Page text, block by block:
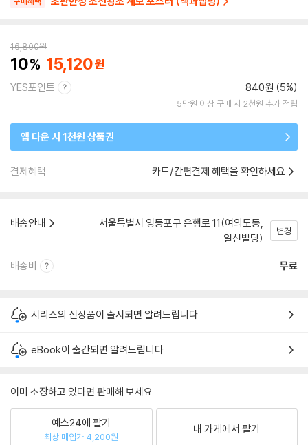
16,800원
10 15,120
YES포인트 840원 (5%)
5만원 이상 구매 시 2천원 추가 적립
앱 다운 시 1천원 상품권
결제혜택 카드/간편결제 혜택을 확인하세요
배송안내
서울특별시 영등포구 은행로 11(여의도동,
일신빌딩)
변경
배송비 무료
시리즈의 신상품이 출시되면 알려드립니다.
eBook이 출간되면 알려드립니다.
이미 소장하고 있다면 판매해 보세요.
예스24에 팔기
최상 매입가 4,200원
내 가게에서 팔기